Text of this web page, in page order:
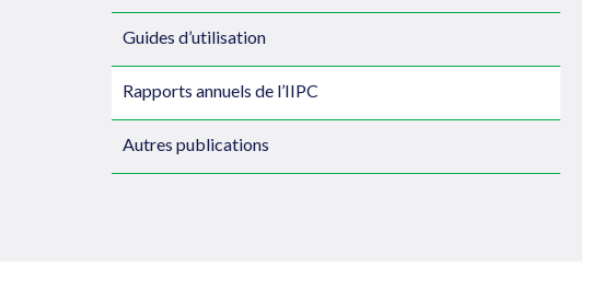
Guides d’utilisation
Rapports annuels de l’IIPC
Autres publications